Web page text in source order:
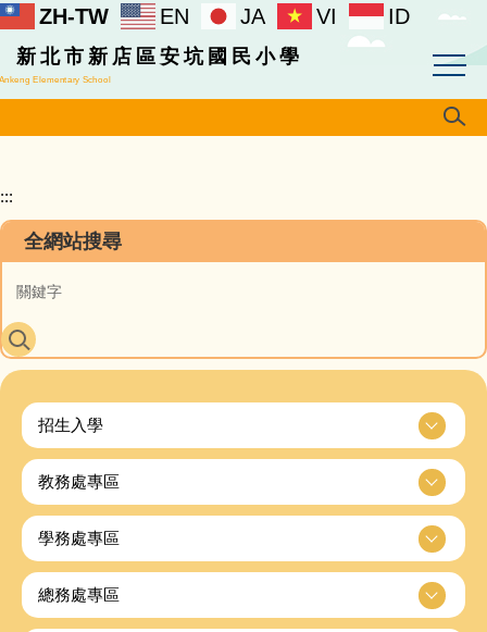
跳
主
要
容
ZH-TW EN JA VI ID
新北市新店區安坑國民小學
Elementary School
:::
全網站搜尋
招生入學
教務處專區
學務處專區
總務處專區